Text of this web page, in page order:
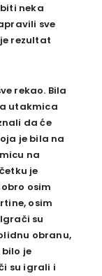
neka
sve
rezultat
rekao. Bila
utakmica
da će
je bila na
na
je
osim
osim
su
obranu,
je
su igrali i